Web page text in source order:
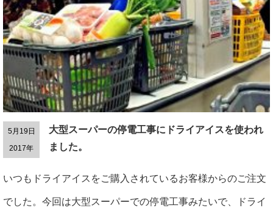
5月19日
2017年
大型スーパーの停電工事にドライアイスを使われ
ました。
いつもドライアイスをご購入されているお客様からのご注文
でした。今回は大型スーパーでの停電工事みたいで、ドライ